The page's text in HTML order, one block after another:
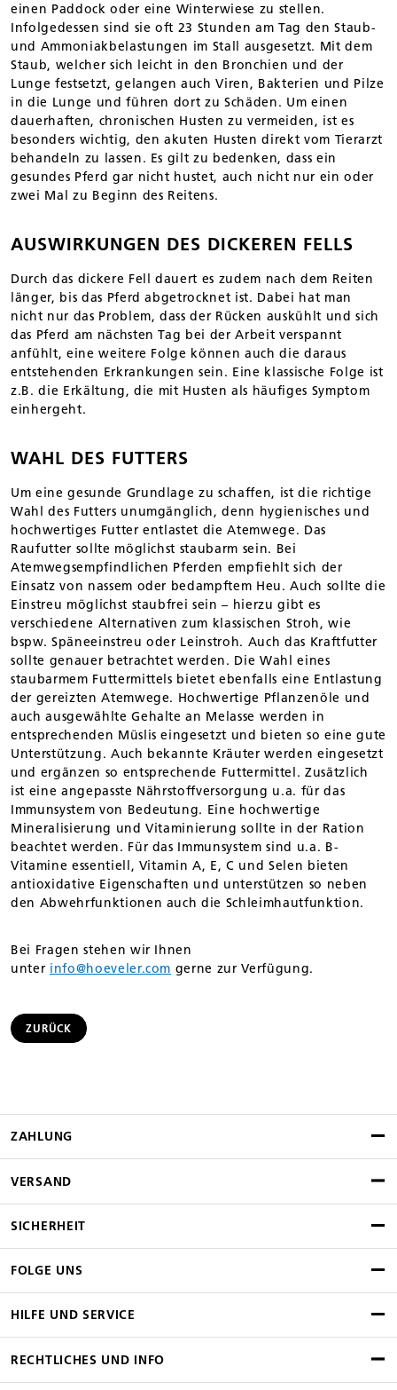
einen Paddock oder eine Winterwiese zu stellen.
Infolgedessen sind sie oft 23 Stunden am Tag den Staub-
und Ammoniakbelastungen im Stall ausgesetzt. Mit dem
Staub, welcher sich leicht in den Bronchien und der
Lunge festsetzt, gelangen auch Viren, Bakterien und Pilze
in die Lunge und führen dort zu Schäden. Um einen
dauerhaften, chronischen Husten zu vermeiden, ist es
besonders wichtig, den akuten Husten direkt vom Tierarzt
behandeln zu lassen. Es gilt zu bedenken, dass ein
gesundes Pferd gar nicht hustet, auch nicht nur ein oder
zwei Mal zu Beginn des Reitens.
AUSWIRKUNGEN DES DICKEREN FELLS
Durch das dickere Fell dauert es zudem nach dem Reiten
länger, bis das Pferd abgetrocknet ist. Dabei hat man
nicht nur das Problem, dass der Rücken auskühlt und sich
das Pferd am nächsten Tag bei der Arbeit verspannt
anfühlt, eine weitere Folge können auch die daraus
entstehenden Erkrankungen sein. Eine klassische Folge ist
z.B. die Erkältung, die mit Husten als häufiges Symptom
einhergeht.
WAHL DES FUTTERS
Um eine gesunde Grundlage zu schaffen, ist die richtige
Wahl des Futters unumgänglich, denn hygienisches und
hochwertiges Futter entlastet die Atemwege. Das
Raufutter sollte möglichst staubarm sein. Bei
Atemwegsempfindlichen Pferden empfiehlt sich der
Einsatz von nassem oder bedampftem Heu. Auch sollte die
Einstreu möglichst staubfrei sein – hierzu gibt es
verschiedene Alternativen zum klassischen Stroh, wie
bspw. Späneeinstreu oder Leinstroh. Auch das Kraftfutter
sollte genauer betrachtet werden. Die Wahl eines
staubarmem Futtermittels bietet ebenfalls eine Entlastung
der gereizten Atemwege. Hochwertige Pflanzenöle und
auch ausgewählte Gehalte an Melasse werden in
entsprechenden Müslis eingesetzt und bieten so eine gute
Unterstützung. Auch bekannte Kräuter werden eingesetzt
und ergänzen so entsprechende Futtermittel. Zusätzlich
ist eine angepasste Nährstoffversorgung u.a. für das
Immunsystem von Bedeutung. Eine hochwertige
Mineralisierung und Vitaminierung sollte in der Ration
beachtet werden. Für das Immunsystem sind u.a. B-
Vitamine essentiell, Vitamin A, E, C und Selen bieten
antioxidative Eigenschaften und unterstützen so neben
den Abwehrfunktionen auch die Schleimhautfunktion.
Bei Fragen stehen wir Ihnen
unter info@hoeveler.com gerne zur Verfügung.
ZURÜCK
ZAHLUNG
VERSAND
SICHERHEIT
FOLGE UNS
HILFE UND SERVICE
RECHTLICHES UND INFO